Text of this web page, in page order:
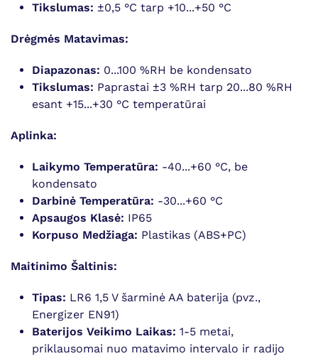
Tikslumas: ±0,5 °C tarp +10...+50 °C
Drėgmės Matavimas:
Diapazonas: 0...100 %RH be kondensato
Tikslumas: Paprastai ±3 %RH tarp 20...80 %RH
esant +15...+30 °C temperatūrai
Aplinka:
Laikymo Temperatūra: -40...+60 °C, be
kondensato
Darbinė Temperatūra: -30...+60 °C
Apsaugos Klasė: IP65
Korpuso Medžiaga: Plastikas (ABS+PC)
Maitinimo Šaltinis:
Tipas: LR6 1,5 V šarminė AA baterija (pvz.,
Energizer EN91)
Baterijos Veikimo Laikas: 1-5 metai,
priklausomai nuo matavimo intervalo ir radijo